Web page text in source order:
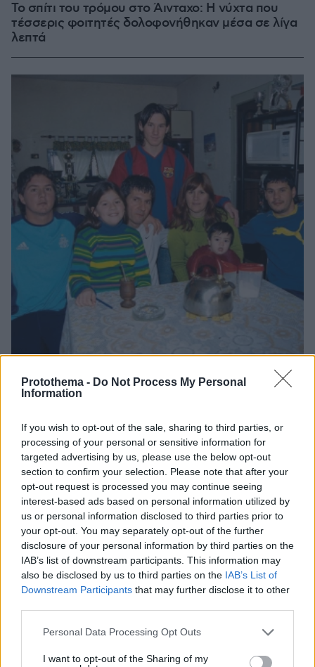
Protothema - Do Not Process My Personal
Information
If you wish to opt-out of the sale, sharing to third parties, or
processing of your personal or sensitive information for
targeted advertising by us, please use the below opt-out
section to confirm your selection. Please note that after your
opt-out request is processed you may continue seeing
interest-based ads based on personal information utilized by
us or personal information disclosed to third parties prior to
your opt-out. You may separately opt-out of the further
disclosure of your personal information by third parties on the
IAB’s list of downstream participants. This information may
also be disclosed by us to third parties on the IAB’s List of
Downstream Participants that may further disclose it to other
Please note that this website/app uses one or more Google
not limited to your visit or usage behaviour. You may click to
Personal Data Processing Opt Outs
I want to opt-out of the Sharing of my
Το σπίτι του τρόμου στο Άινταχο: Η νύχτα που
τέσσερις φοιτητές δολοφονήθηκαν μέσα σε λίγα
λεπτά
Χόρχε Μέσι: Ο εργάτης από το Ροσάριο που πήρε
ιστορία του ποδοσφαίρου με μια υπογραφή σε...
χαρτοπετσέτα
08.08.2026, 21:43